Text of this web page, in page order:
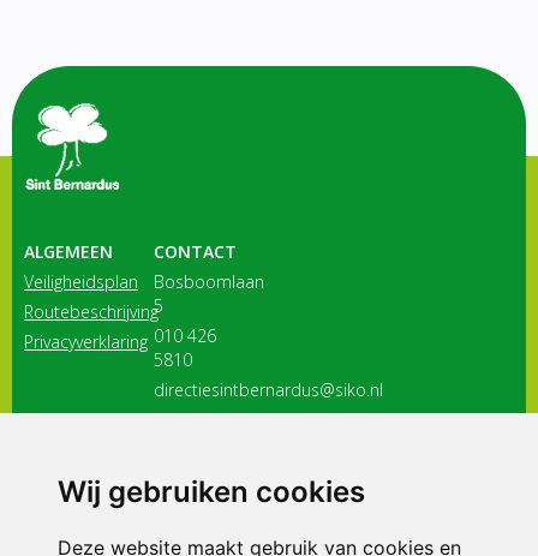
Wij gebruiken cookies
Deze website maakt gebruik van cookies en
ALGEMEEN
Veiligheidsplan
Routebeschrijving
Privacyverklaring
CONTACT
Bosboomlaan
5
010 426
5810
directiesintbernardus@siko.nl
3116 JB
ONDERDEEL VAN